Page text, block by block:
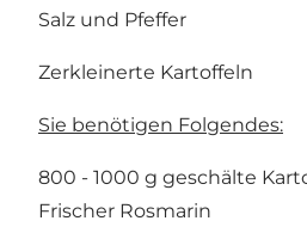
Salz und Pfeffer
Zerkleinerte Kartoffeln
Sie benötigen Folgendes:
800 - 1000 g geschälte
Frischer Rosmarin